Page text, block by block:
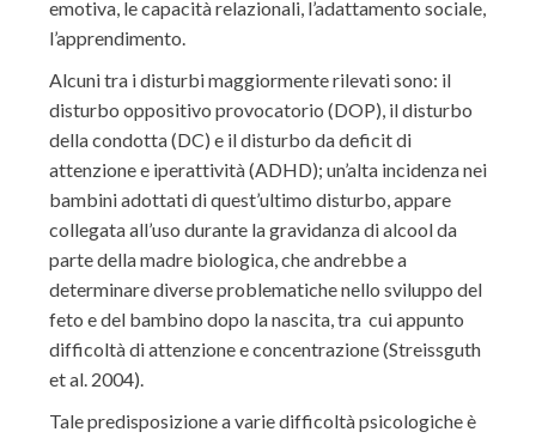
emotiva, le capacità relazionali, l’adattamento sociale,
l’apprendimento.
Alcuni tra i disturbi maggiormente rilevati sono: il
disturbo oppositivo provocatorio (DOP), il disturbo
della condotta (DC) e il disturbo da deficit di
attenzione e iperattività (ADHD); un’alta incidenza nei
bambini adottati di quest’ultimo disturbo, appare
collegata all’uso durante la gravidanza di alcool da
parte della madre biologica, che andrebbe a
determinare diverse problematiche nello sviluppo del
feto e del bambino dopo la nascita, tra cui appunto
difficoltà di attenzione e concentrazione (Streissguth
et al. 2004).
Tale predisposizione a varie difficoltà psicologiche è